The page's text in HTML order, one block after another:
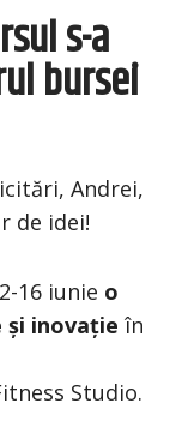
s-a
bursei
Andrei,
de idei!
16 iunie o
inovație în
Studio.